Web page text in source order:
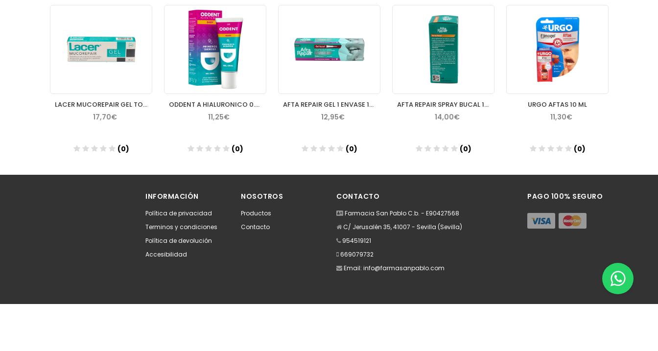
LACER MUCOREPAIR GEL TOPICO 30 ML
17,70€
(0)
ODDENT A HIALURONICO 0.54 % GEL ORAL BABY 20 ML
11,25€
(0)
AFTA REPAIR GEL 1 ENVASE 15 ML SABOR FRUTOS DEL BOSQUE
12,95€
(0)
AFTA REPAIR SPRAY BUCAL 1 ENVASE 20 ML SABOR MENTA
14,00€
(0)
URGO AFTAS 10 ML
11,30€
(0)
INFORMACIÓN
Política de privacidad
Terminos y condiciones
Política de devolución
Accesibilidad
NOSOTROS
Productos
Contacto
CONTACTO
Farmacia San Pablo C.b. - E90427568
C/ Jerusalén 35, 41007 - Sevilla (Sevilla)
954519121
669079732
Email: info@farmasanpablo.com
PAGO 100% SEGURO